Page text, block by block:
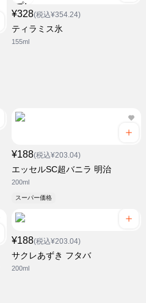
¥328(税込¥354.24)
ティラミス氷
155ml
¥188(税込¥203.04)
エッセルSC超バニラ 明治
200ml
スーパー価格
¥188(税込¥203.04)
サクレあずき フタバ
200ml